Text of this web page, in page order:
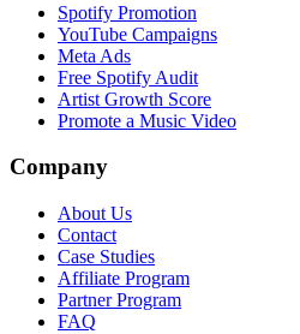
Spotify Promotion
YouTube Campaigns
Meta Ads
Free Spotify Audit
Artist Growth Score
Promote a Music Video
Company
About Us
Contact
Case Studies
Affiliate Program
Partner Program
FAQ